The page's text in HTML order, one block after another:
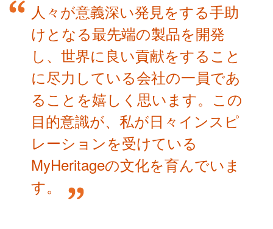
人々が意義深い発見をする手助
けとなる最先端の製品を開発
し、世界に良い貢献をすること
に尽力している会社の一員であ
ることを嬉しく思います。この
目的意識が、私が日々インスピ
レーションを受けている
MyHeritageの文化を育んでいま
す。